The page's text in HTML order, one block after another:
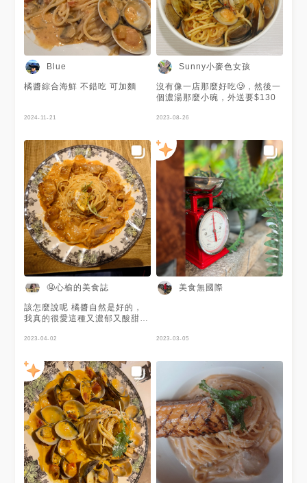
Blue
橘醬綜合海鮮 不錯吃 可加麵
2024-11-21
Sunny小麥色女孩
沒有像一店那麼好吃🥲，然後一
個濃湯那麼小碗，外送要$130
2023-08-26
🤤心榆的美食誌
該怎麼說呢 橘醬自然是好的，
我真的很愛這種又濃郁又酸甜的
大了 感覺份量還是不夠多哈哈
可能是我食量比較大吧哈哈哈
2023-04-02
美食無國際
2023-03-05